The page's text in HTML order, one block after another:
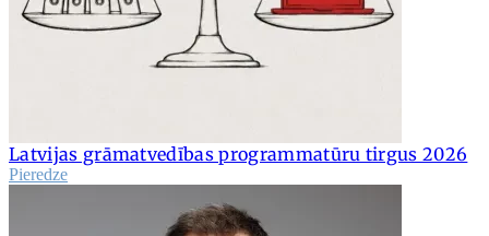
Latvijas grāmatvedības programmatūru tirgus 2026
Pieredze